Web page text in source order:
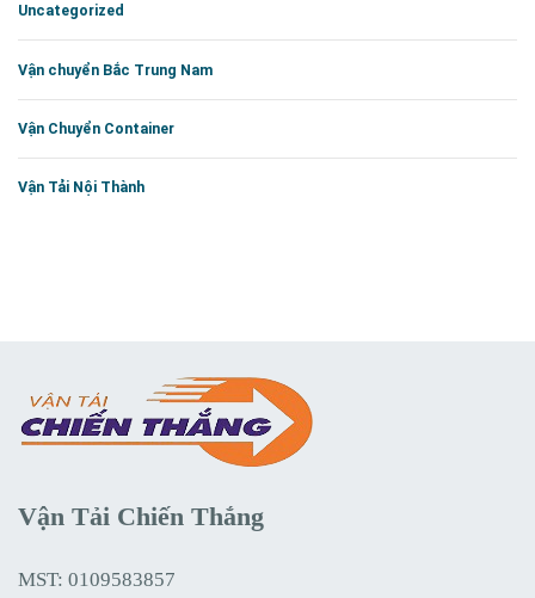
Uncategorized
Vận chuyển Bắc Trung Nam
Vận Chuyển Container
Vận Tải Nội Thành
Vận Tải Chiến Thắng
MST: 0109583857